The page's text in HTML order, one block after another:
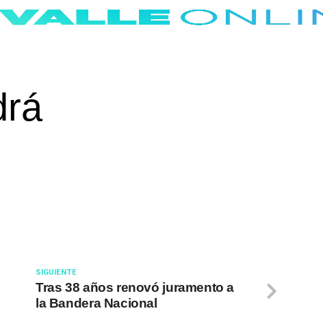
SIGUIENTE
Tras 38 años renovó juramento a
la Bandera Nacional